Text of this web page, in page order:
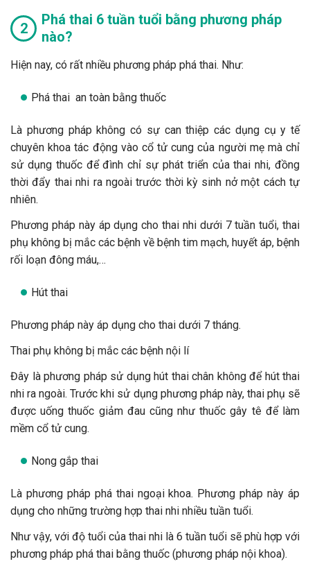
Phá thai 6 tuần tuổi bằng phương pháp
nào?
Hiện nay, có rất nhiều phương pháp phá thai. Như:
Phá thai an toàn bằng thuốc
Là phương pháp không có sự can thiệp các dụng cụ y tế
chuyên khoa tác động vào cổ tử cung của người mẹ mà chỉ
sử dụng thuốc để đình chỉ sự phát triển của thai nhi, đồng
thời đẩy thai nhi ra ngoài trước thời kỳ sinh nở một cách tự
nhiên.
Phương pháp này áp dụng cho thai nhi dưới 7 tuần tuổi, thai
phụ không bị mắc các bệnh về bệnh tim mạch, huyết áp, bệnh
rối loạn đông máu,…
Hút thai
Phương pháp này áp dụng cho thai dưới 7 tháng.
Thai phụ không bị mắc các bệnh nội lí
Đây là phương pháp sử dụng hút thai chân không để hút thai
nhi ra ngoài. Trước khi sử dụng phương pháp này, thai phụ sẽ
được uống thuốc giảm đau cũng như thuốc gây tê để làm
mềm cổ tử cung.
Nong gắp thai
Là phương pháp phá thai ngoại khoa. Phương pháp này áp
dụng cho những trường hợp thai nhi nhiều tuần tuổi.
Như vậy, với độ tuổi của thai nhi là 6 tuần tuổi sẽ phù hợp với
phương pháp phá thai bằng thuốc (phương pháp nội khoa).